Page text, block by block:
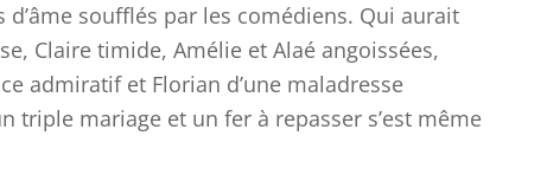
soufflés par les comédiens. Qui aurait
Claire timide, Amélie et Alaé angoissées,
admiratif et Florian d’une maladresse
triple mariage et un fer à repasser s’est même